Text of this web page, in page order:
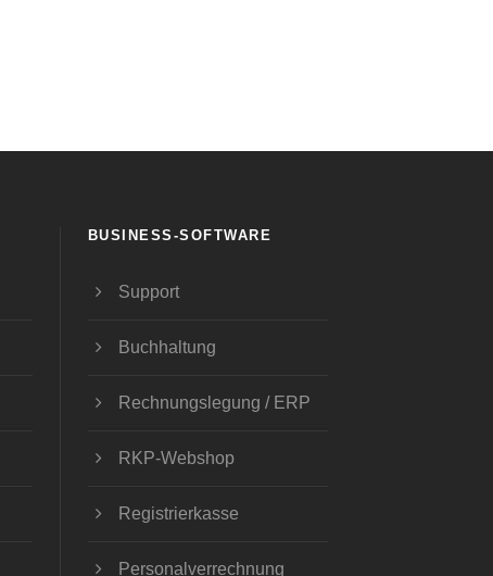
BUSINESS-SOFTWARE
Support
Buchhaltung
Rechnungslegung / ERP
RKP-Webshop
Registrierkasse
Personalverrechnung